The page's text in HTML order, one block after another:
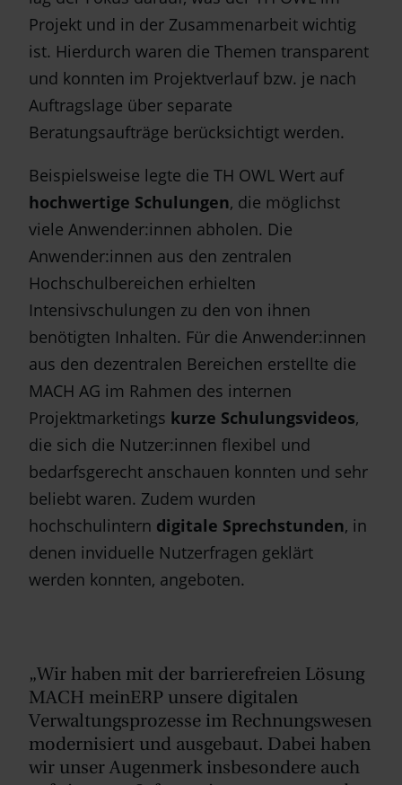
Projekt und in der Zusammenarbeit wichtig
ist. Hierdurch waren die Themen transparent
und konnten im Projektverlauf bzw. je nach
Auftragslage über separate
Beratungsaufträge berücksichtigt werden.
Beispielsweise legte die TH OWL Wert auf
hochwertige Schulungen, die möglichst
viele Anwender:innen abholen. Die
Anwender:innen aus den zentralen
Hochschulbereichen erhielten
Intensivschulungen zu den von ihnen
benötigten Inhalten. Für die Anwender:innen
aus den dezentralen Bereichen erstellte die
MACH AG im Rahmen des internen
Projektmarketings kurze Schulungsvideos,
die sich die Nutzer:innen flexibel und
bedarfsgerecht anschauen konnten und sehr
beliebt waren. Zudem wurden
hochschulintern digitale Sprechstunden, in
denen inviduelle Nutzerfragen geklärt
werden konnten, angeboten.
„Wir haben mit der barrierefreien Lösung
MACH meinERP unsere digitalen
Verwaltungsprozesse im Rechnungswesen
modernisiert und ausgebaut. Dabei haben
wir unser Augenmerk insbesondere auch